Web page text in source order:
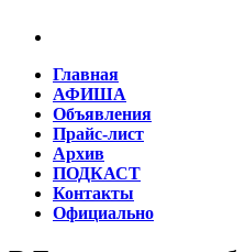
Главная
АФИША
Объявления
Прайс-лист
Архив
ПОДКАСТ
Контакты
Официально